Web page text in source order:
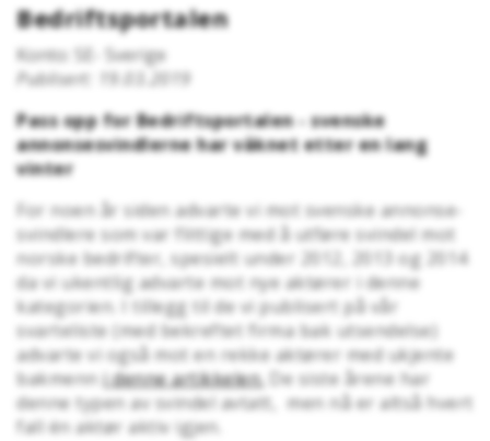
Bedriftsportalen
Konto: SE- Sverige
Publisert: 19.03.2019
Pass opp for Bedriftsportalen - svenske
annonsesvindlerne har våknet etter en lang
vinter
For noen år siden advarte vi mot svenske annonse-
svindlere som var flittige med å utføre svindel mot
norske bedrifter, spesielt under 2012, 2013 og 2014
da vi ukentlig advarte mot nye aktører i denne
kategorien. I tillegg til de vi publisert på vår
svarteliste (med bekreftet firma bak utsendelse)
advarte vi også mot en rekke aktører med ukjente
bakmenni denne artikkelen.De siste årene har
denne typen av svindel avtatt, men nå er altså hvert
fall én aktør aktiv igjen.